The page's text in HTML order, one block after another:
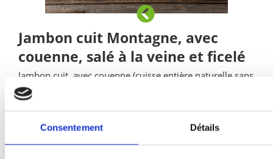
Consentement Détails
Jambon cuit Montagne, avec
couenne, salé à la veine et ficelé
Jambon cuit, avec couenne (cuisse entière naturelle sans
jarret) , salé à la veine de façon traditionnelle, ficelé
main. Cuit…